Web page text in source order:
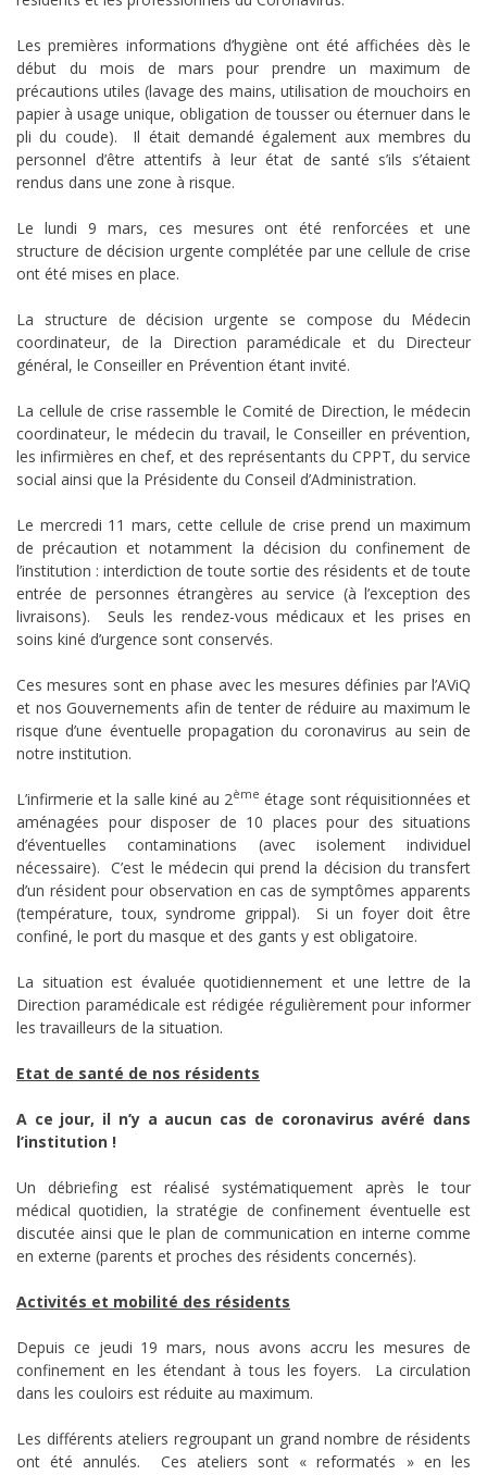
Les premières informations d’hygiène ont été affichées dès le
début du mois de mars pour prendre un maximum de
précautions utiles (lavage des mains, utilisation de mouchoirs en
papier à usage unique, obligation de tousser ou éternuer dans le
pli du coude). Il était demandé également aux membres du
personnel d’être attentifs à leur état de santé s’ils s’étaient
rendus dans une zone à risque.
Le lundi 9 mars, ces mesures ont été renforcées et une
structure de décision urgente complétée par une cellule de crise
ont été mises en place.
La structure de décision urgente se compose du Médecin
coordinateur, de la Direction paramédicale et du Directeur
général, le Conseiller en Prévention étant invité.
La cellule de crise rassemble le Comité de Direction, le médecin
coordinateur, le médecin du travail, le Conseiller en prévention,
les infirmières en chef, et des représentants du CPPT, du service
social ainsi que la Présidente du Conseil d’Administration.
Le mercredi 11 mars, cette cellule de crise prend un maximum
de précaution et notamment la décision du confinement de
l’institution : interdiction de toute sortie des résidents et de toute
entrée de personnes étrangères au service (à l’exception des
livraisons). Seuls les rendez-vous médicaux et les prises en
soins kiné d’urgence sont conservés.
Ces mesures sont en phase avec les mesures définies par l’AViQ
et nos Gouvernements afin de tenter de réduire au maximum le
risque d’une éventuelle propagation du coronavirus au sein de
notre institution.
L’infirmerie et la salle kiné au 2ème étage sont réquisitionnées et
aménagées pour disposer de 10 places pour des situations
d’éventuelles contaminations (avec isolement individuel
nécessaire). C’est le médecin qui prend la décision du transfert
d’un résident pour observation en cas de symptômes apparents
(température, toux, syndrome grippal). Si un foyer doit être
confiné, le port du masque et des gants y est obligatoire.
La situation est évaluée quotidiennement et une lettre de la
Direction paramédicale est rédigée régulièrement pour informer
les travailleurs de la situation.
Etat de santé de nos résidents
A ce jour, il n’y a aucun cas de coronavirus avéré dans
l’institution !
Un débriefing est réalisé systématiquement après le tour
médical quotidien, la stratégie de confinement éventuelle est
discutée ainsi que le plan de communication en interne comme
en externe (parents et proches des résidents concernés).
Activités et mobilité des résidents
Depuis ce jeudi 19 mars, nous avons accru les mesures de
confinement en les étendant à tous les foyers. La circulation
dans les couloirs est réduite au maximum.
Les différents ateliers regroupant un grand nombre de résidents
ont été annulés. Ces ateliers sont « reformatés » en les